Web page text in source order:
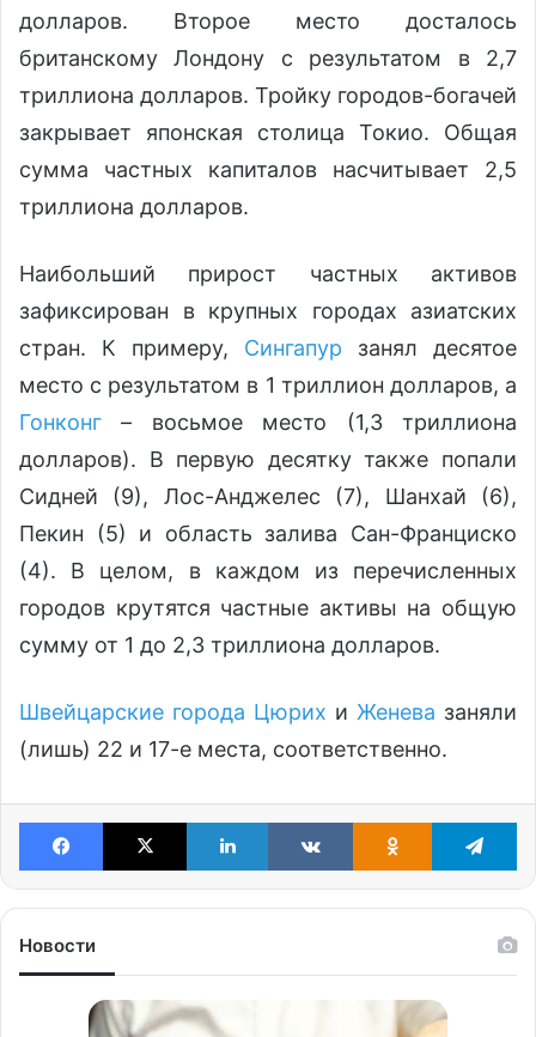
долларов. Второе место досталось
британскому Лондону с результатом в 2,7
триллиона долларов. Тройку городов-богачей
закрывает японская столица Токио. Общая
сумма частных капиталов насчитывает 2,5
триллиона долларов.
Наибольший прирост частных активов
зафиксирован в крупных городах азиатских
стран. К примеру, Сингапур занял десятое
место с результатом в 1 триллион долларов, а
Гонконг – восьмое место (1,3 триллиона
долларов). В первую десятку также попали
Сидней (9), Лос-Анджелес (7), Шанхай (6),
Пекин (5) и область залива Сан-Франциско
(4). В целом, в каждом из перечисленных
городов крутятся частные активы на общую
сумму от 1 до 2,3 триллиона долларов.
Швейцарские города Цюрих и Женева заняли
(лишь) 22 и 17-е места, соответственно.
Facebook X LinkedIn VKontakteOdnoklassniki
Новости